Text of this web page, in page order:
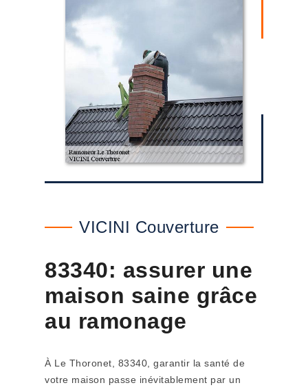
VICINI Couverture
83340: assurer une
maison saine grâce
au ramonage
À Le Thoronet, 83340, garantir la santé de
votre maison passe inévitablement par un